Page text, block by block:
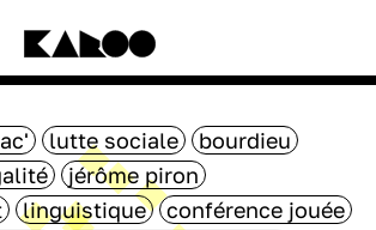
lutte sociale
bourdieu
jérôme piron
linguistique
conférence jouée